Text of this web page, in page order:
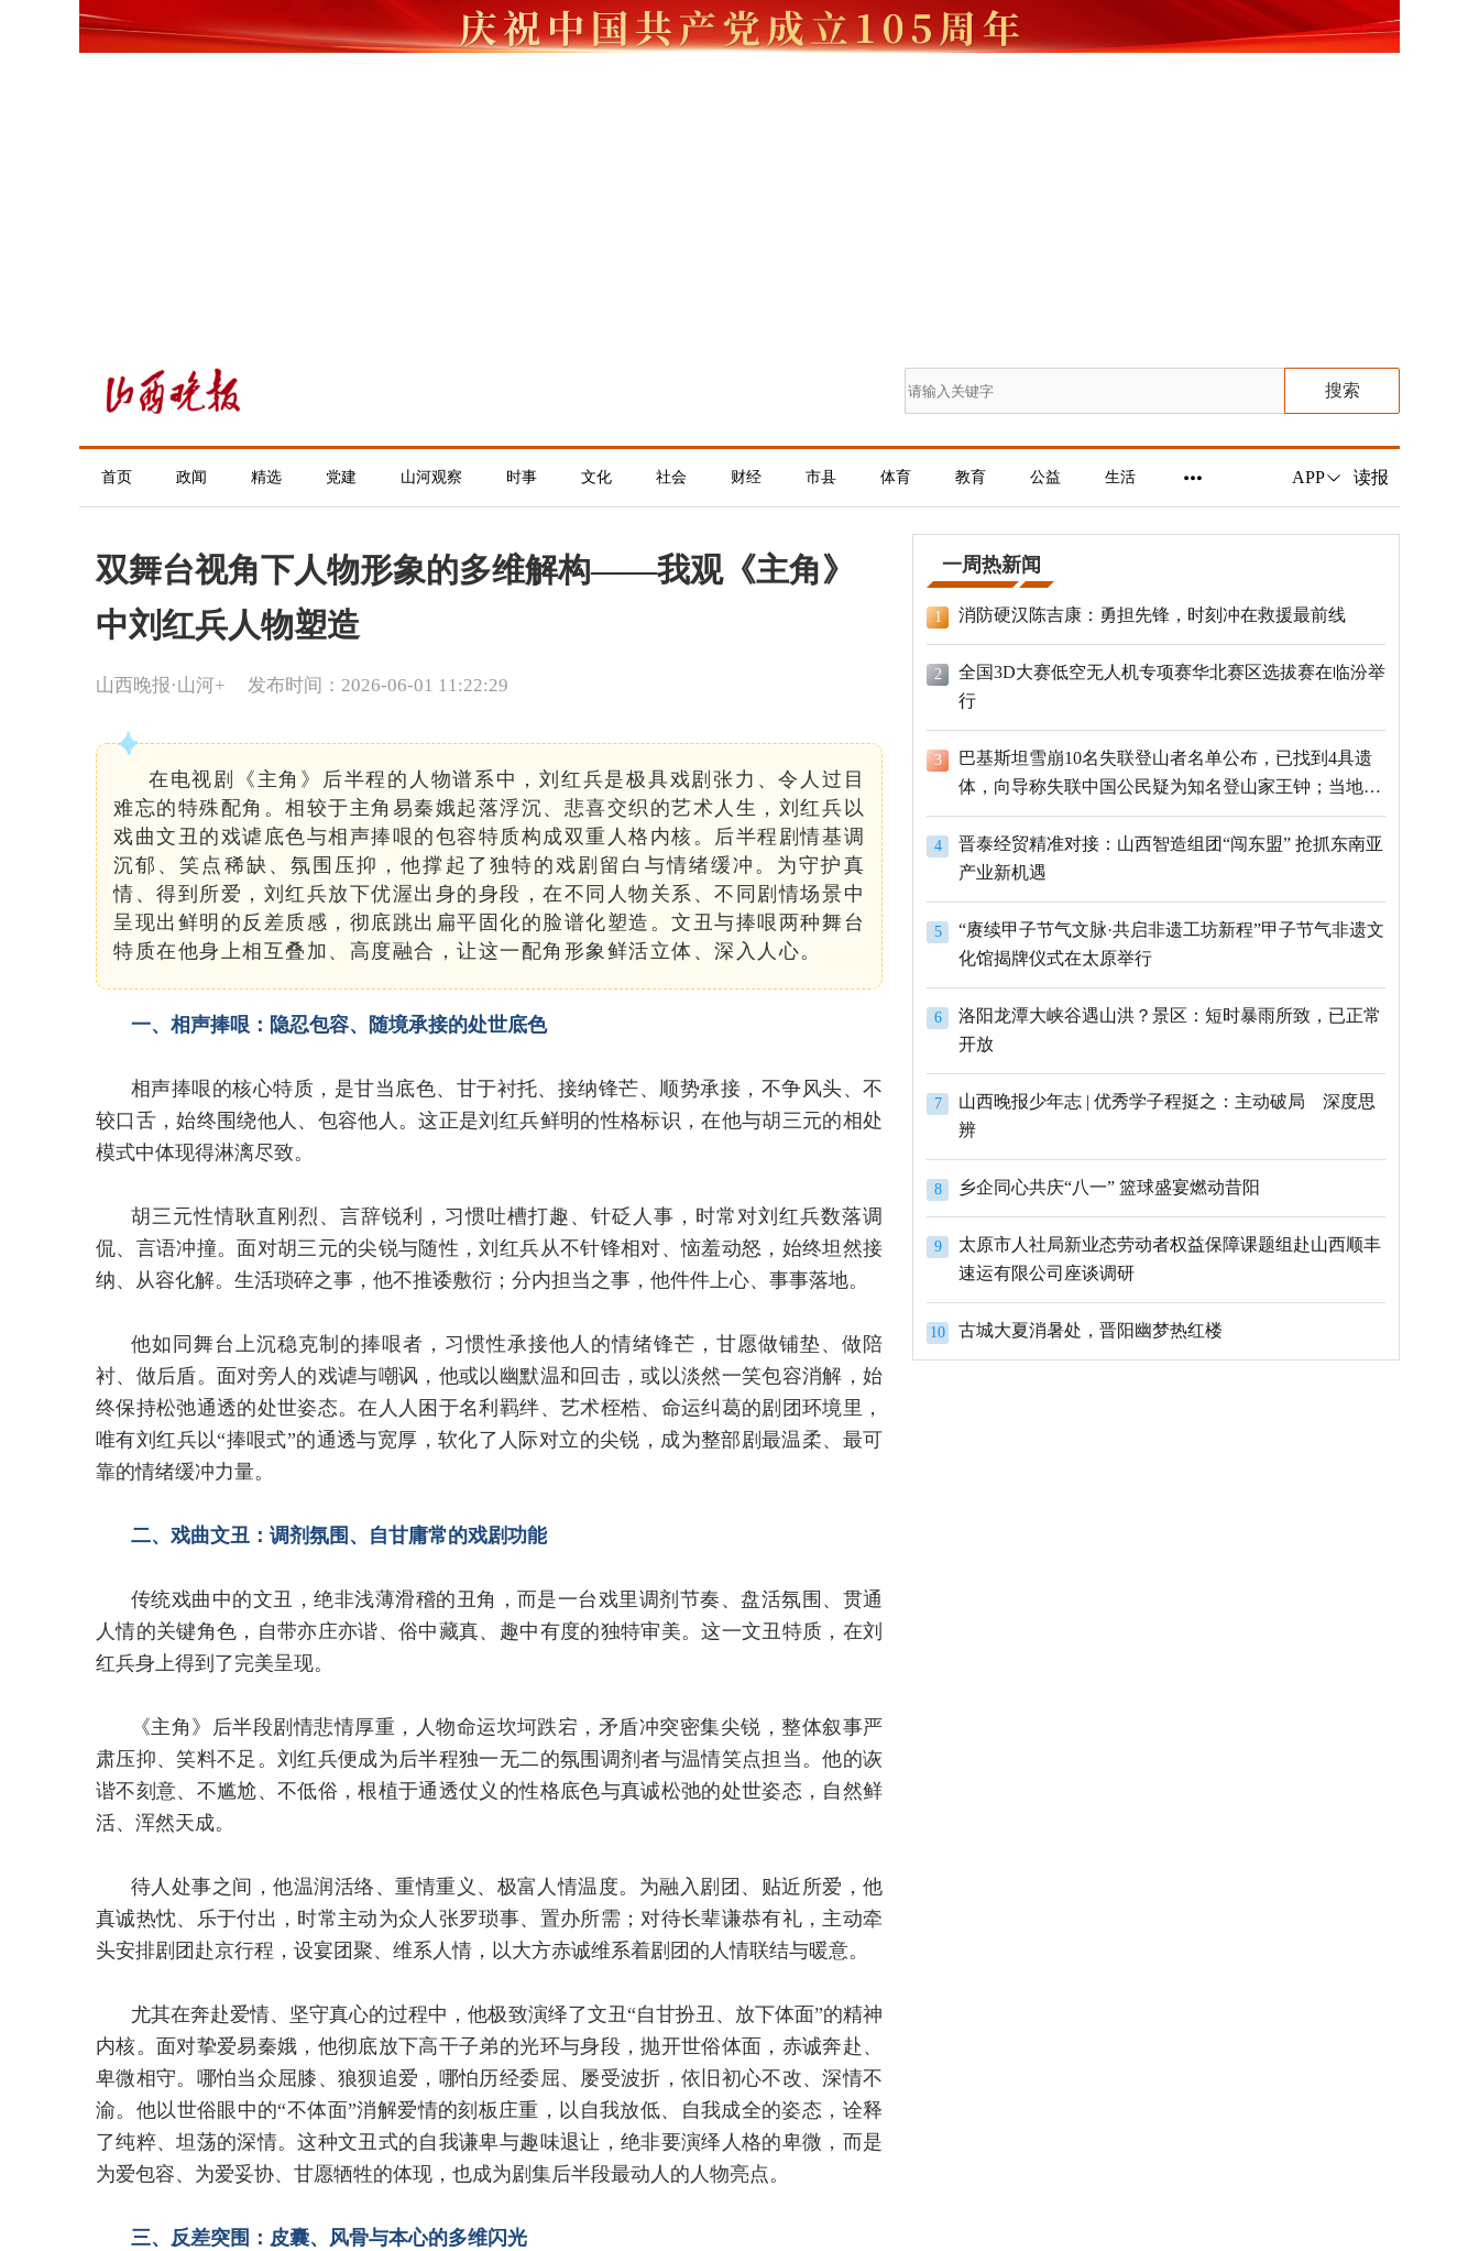
搜索
首页 政闻 精选 党建 山河观察 时事 文化 社会 财经 市县 体育 教育 公益 生活 APP 读报
双舞台视角下人物形象的多维解构——我观《主角》
中刘红兵人物塑造
山西晚报·山河+ 发布时间：2026-06-01 11:22:29
在电视剧《主角》后半程的人物谱系中，刘红兵是极具戏剧张力、令人过目
难忘的特殊配角。相较于主角易秦娥起落浮沉、悲喜交织的艺术人生，刘红兵以
戏曲文丑的戏谑底色与相声捧哏的包容特质构成双重人格内核。后半程剧情基调
沉郁、笑点稀缺、氛围压抑，他撑起了独特的戏剧留白与情绪缓冲。为守护真
情、得到所爱，刘红兵放下优渥出身的身段，在不同人物关系、不同剧情场景中
呈现出鲜明的反差质感，彻底跳出扁平固化的脸谱化塑造。文丑与捧哏两种舞台
特质在他身上相互叠加、高度融合，让这一配角形象鲜活立体、深入人心。
一、相声捧哏：隐忍包容、随境承接的处世底色
相声捧哏的核心特质，是甘当底色、甘于衬托、接纳锋芒、顺势承接，不争风头、不
较口舌，始终围绕他人、包容他人。这正是刘红兵鲜明的性格标识，在他与胡三元的相处
模式中体现得淋漓尽致。
胡三元性情耿直刚烈、言辞锐利，习惯吐槽打趣、针砭人事，时常对刘红兵数落调
侃、言语冲撞。面对胡三元的尖锐与随性，刘红兵从不针锋相对、恼羞动怒，始终坦然接
纳、从容化解。生活琐碎之事，他不推诿敷衍；分内担当之事，他件件上心、事事落地。
他如同舞台上沉稳克制的捧哏者，习惯性承接他人的情绪锋芒，甘愿做铺垫、做陪
衬、做后盾。面对旁人的戏谑与嘲讽，他或以幽默温和回击，或以淡然一笑包容消解，始
终保持松弛通透的处世姿态。在人人困于名利羁绊、艺术桎梏、命运纠葛的剧团环境里，
唯有刘红兵以“捧哏式”的通透与宽厚，软化了人际对立的尖锐，成为整部剧最温柔、最可
靠的情绪缓冲力量。
二、戏曲文丑：调剂氛围、自甘庸常的戏剧功能
传统戏曲中的文丑，绝非浅薄滑稽的丑角，而是一台戏里调剂节奏、盘活氛围、贯通
人情的关键角色，自带亦庄亦谐、俗中藏真、趣中有度的独特审美。这一文丑特质，在刘
红兵身上得到了完美呈现。
《主角》后半段剧情悲情厚重，人物命运坎坷跌宕，矛盾冲突密集尖锐，整体叙事严
肃压抑、笑料不足。刘红兵便成为后半程独一无二的氛围调剂者与温情笑点担当。他的诙
谐不刻意、不尴尬、不低俗，根植于通透仗义的性格底色与真诚松弛的处世姿态，自然鲜
活、浑然天成。
待人处事之间，他温润活络、重情重义、极富人情温度。为融入剧团、贴近所爱，他
真诚热忱、乐于付出，时常主动为众人张罗琐事、置办所需；对待长辈谦恭有礼，主动牵
头安排剧团赴京行程，设宴团聚、维系人情，以大方赤诚维系着剧团的人情联结与暖意。
尤其在奔赴爱情、坚守真心的过程中，他极致演绎了文丑“自甘扮丑、放下体面”的精神
内核。面对挚爱易秦娥，他彻底放下高干子弟的光环与身段，抛开世俗体面，赤诚奔赴、
卑微相守。哪怕当众屈膝、狼狈追爱，哪怕历经委屈、屡受波折，依旧初心不改、深情不
渝。他以世俗眼中的“不体面”消解爱情的刻板庄重，以自我放低、自我成全的姿态，诠释
了纯粹、坦荡的深情。这种文丑式的自我谦卑与趣味退让，绝非要演绎人格的卑微，而是
为爱包容、为爱妥协、甘愿牺牲的体现，也成为剧集后半段最动人的人物亮点。
三、反差突围：皮囊、风骨与本心的多维闪光
一周热新闻
1 消防硬汉陈吉康：勇担先锋，时刻冲在救援最前线
2
全国3D大赛低空无人机专项赛华北赛区选拔赛在临汾举
行
3
巴基斯坦雪崩10名失联登山者名单公布，已找到4具遗
体，向导称失联中国公民疑为知名登山家王钟；当地官
员：已定位到3个追踪器
4
晋泰经贸精准对接：山西智造组团“闯东盟” 抢抓东南亚
产业新机遇
5
“赓续甲子节气文脉·共启非遗工坊新程”甲子节气非遗文
化馆揭牌仪式在太原举行
6
洛阳龙潭大峡谷遇山洪？景区：短时暴雨所致，已正常
开放
7
山西晚报少年志 | 优秀学子程挺之：主动破局 深度思
辨
8 乡企同心共庆“八一” 篮球盛宴燃动昔阳
9
太原市人社局新业态劳动者权益保障课题组赴山西顺丰
速运有限公司座谈调研
10 古城大夏消暑处，晋阳幽梦热红楼